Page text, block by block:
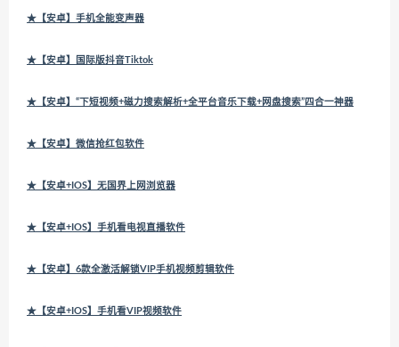
★【安卓】手机全能变声器
★【安卓】国际版抖音Tiktok
★【安卓】“下短视频+磁力搜索解析+全平台音乐下载+网盘搜索”四合一神器
★【安卓】微信抢红包软件
★【安卓+IOS】无国界上网浏览器
★【安卓+IOS】手机看电视直播软件
★【安卓】6款全激活解锁VIP手机视频剪辑软件
★【安卓+IOS】手机看VIP视频软件